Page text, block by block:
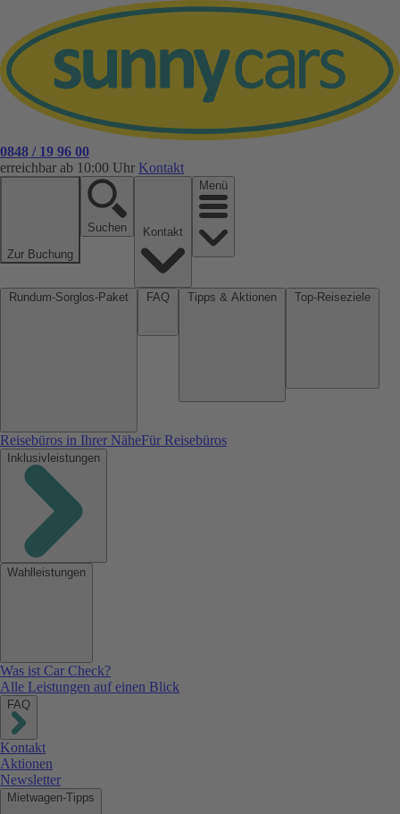
0848 / 19 96 00
erreichbar ab 10:00 Uhr Kontakt
Zur Buchung
Suchen
Menü
Reisebüros in Ihrer NäheFür Reisebüros
Inklusivleistungen
Wahlleistungen
Was ist Car Check?
Alle Leistungen auf einen Blick
FAQ
Kontakt
Aktionen
Newsletter
Mietwagen-Tipps